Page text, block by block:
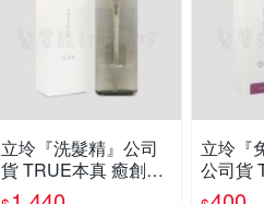
立坽『洗髮精』公司
貨 TRUE本真 癒創木
養髮香氛洗髮精-豐盈
立坽『
公司貨
柔修